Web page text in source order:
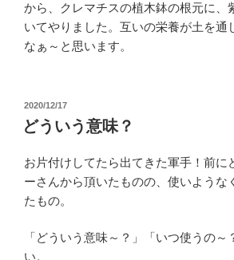
から、クレマチスの植木鉢の根元に、
いてやりました。互いの栄養が土を通
なぁ～と思います。
投
稿
日:
2020/12/17
どういう意味？
お片付けしてたら出てきた軍手！前に
ーさんから頂いたものの、使いような
たもの。
「どういう意味～？」「いつ使うの～
い。